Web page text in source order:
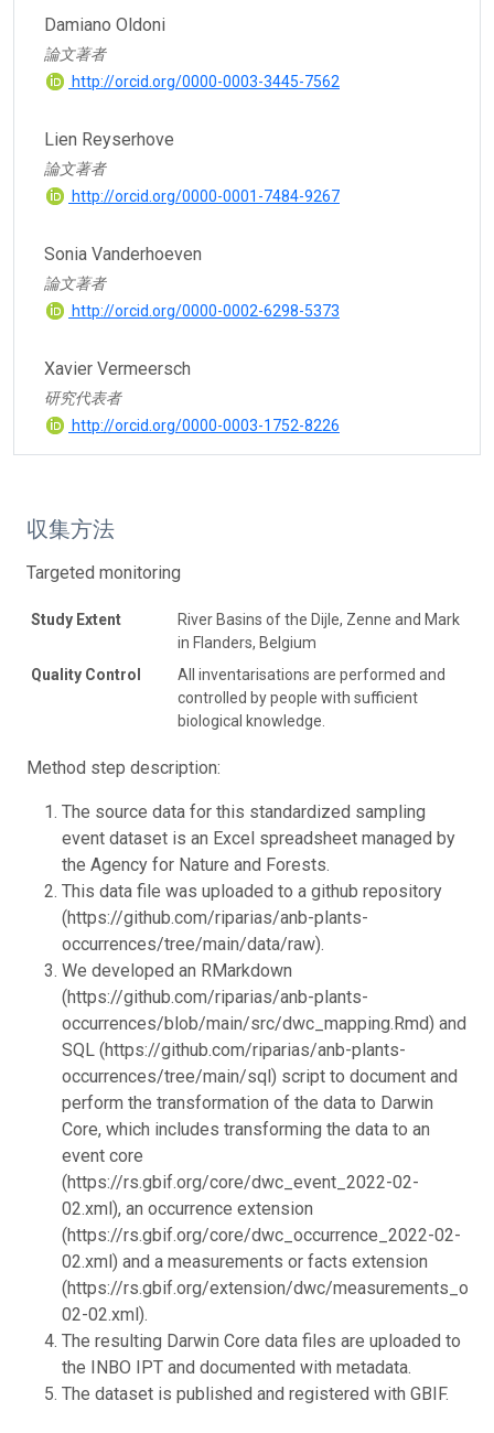
Damiano Oldoni
論文著者
http://orcid.org/0000-0003-3445-7562
Lien Reyserhove
論文著者
http://orcid.org/0000-0001-7484-9267
Sonia Vanderhoeven
論文著者
http://orcid.org/0000-0002-6298-5373
Xavier Vermeersch
研究代表者
http://orcid.org/0000-0003-1752-8226
収集方法
Targeted monitoring
Study Extent
River Basins of the Dijle, Zenne and Mark
in Flanders, Belgium
Quality Control
All inventarisations are performed and
controlled by people with sufficient
biological knowledge.
Method step description:
The source data for this standardized sampling
event dataset is an Excel spreadsheet managed by
the Agency for Nature and Forests.
This data file was uploaded to a github repository
(https://github.com/riparias/anb-plants-
occurrences/tree/main/data/raw).
We developed an RMarkdown
(https://github.com/riparias/anb-plants-
occurrences/blob/main/src/dwc_mapping.Rmd) and
SQL (https://github.com/riparias/anb-plants-
occurrences/tree/main/sql) script to document and
perform the transformation of the data to Darwin
Core, which includes transforming the data to an
event core
(https://rs.gbif.org/core/dwc_event_2022-02-
02.xml), an occurrence extension
(https://rs.gbif.org/core/dwc_occurrence_2022-02-
02.xml) and a measurements or facts extension
(https://rs.gbif.org/extension/dwc/
02-02.xml).
The resulting Darwin Core data files are uploaded to
the INBO IPT and documented with metadata.
The dataset is published and registered with GBIF.